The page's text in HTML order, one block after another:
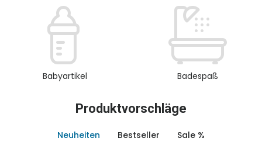
Babyartikel Badespaß
Produktvorschläge
Neuheiten Bestseller Sale %